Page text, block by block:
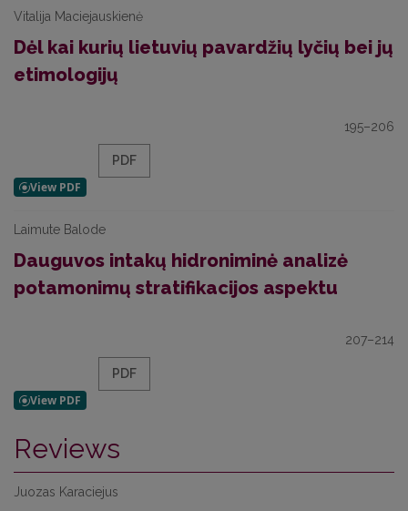
Vitalija Maciejauskienė
Dėl kai kurių lietuvių pavardžių lyčių bei jų
etimologijų
195–206
PDF
Laimute Balode
Dauguvos intakų hidroniminė analizė
potamonimų stratifikacijos aspektu
207–214
PDF
Reviews
Juozas Karaciejus